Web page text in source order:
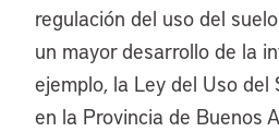
regulación del uso del
un mayor desarrollo de la
ejemplo, la Ley del Uso del
en la Provincia de Buenos